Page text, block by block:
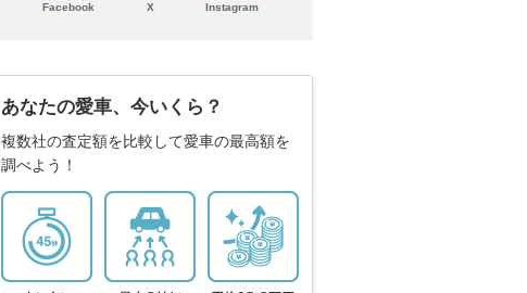
Facebook X Instagram
あなたの愛車、今いくら？
複数社の査定額を比較して愛車の最高額を
調べよう！